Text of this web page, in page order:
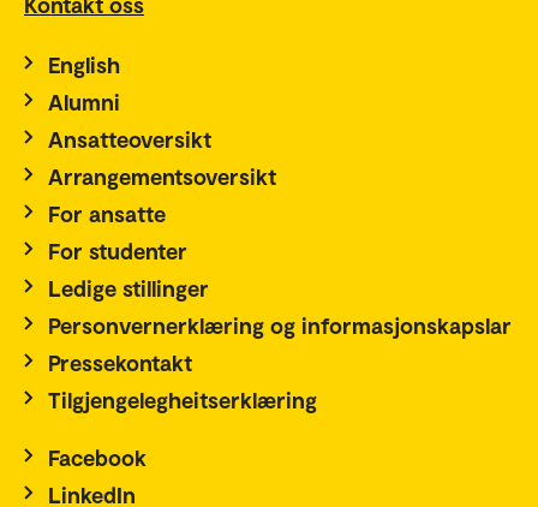
English
Alumni
Ansatteoversikt
Arrangementsoversikt
For ansatte
For studenter
Ledige stillinger
Personvernerklæring og informasjonskapslar
Pressekontakt
Tilgjengelegheitserklæring
Facebook
LinkedIn